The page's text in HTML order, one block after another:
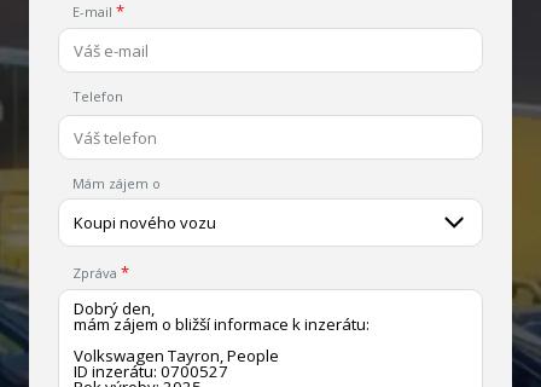
E-mail
Telefon
Mám zájem o
Koupi nového vozu
Zpráva